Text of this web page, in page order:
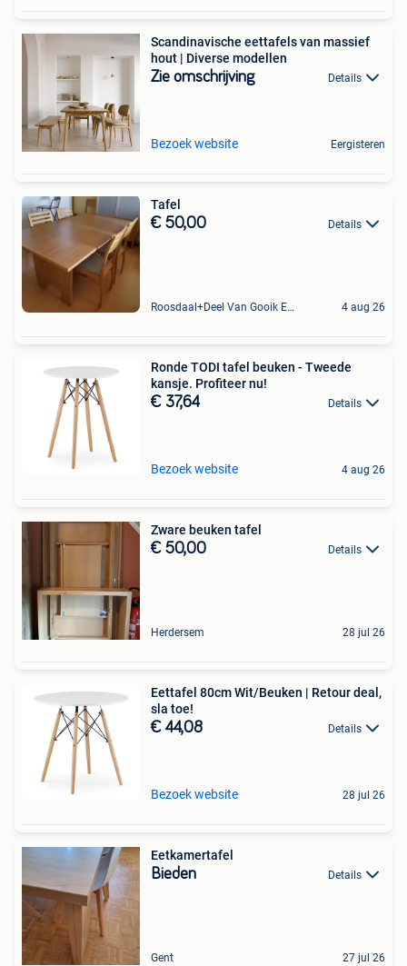
Scandinavische eettafels van massief
hout | Diverse modellen
Zie omschrijving Details
Bezoek website Eergisteren
Tafel
€ 50,00 Details
Roosdaal+Deel Van Gooik En Sint-Kwintens-Lennik 4 aug 26
Ronde TODI tafel beuken - Tweede
kansje. Profiteer nu!
€ 37,64 Details
Bezoek website 4 aug 26
Zware beuken tafel
€ 50,00 Details
Herdersem 28 jul 26
Eettafel 80cm Wit/Beuken | Retour deal,
sla toe!
€ 44,08 Details
Bezoek website 28 jul 26
Eetkamertafel
Bieden Details
Gent 27 jul 26